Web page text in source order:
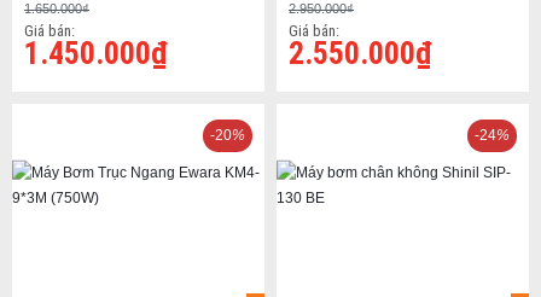
1.650.000₫
Giá bán:
1.450.000₫
2.950.000₫
Giá bán:
2.550.000₫
-20% -24%